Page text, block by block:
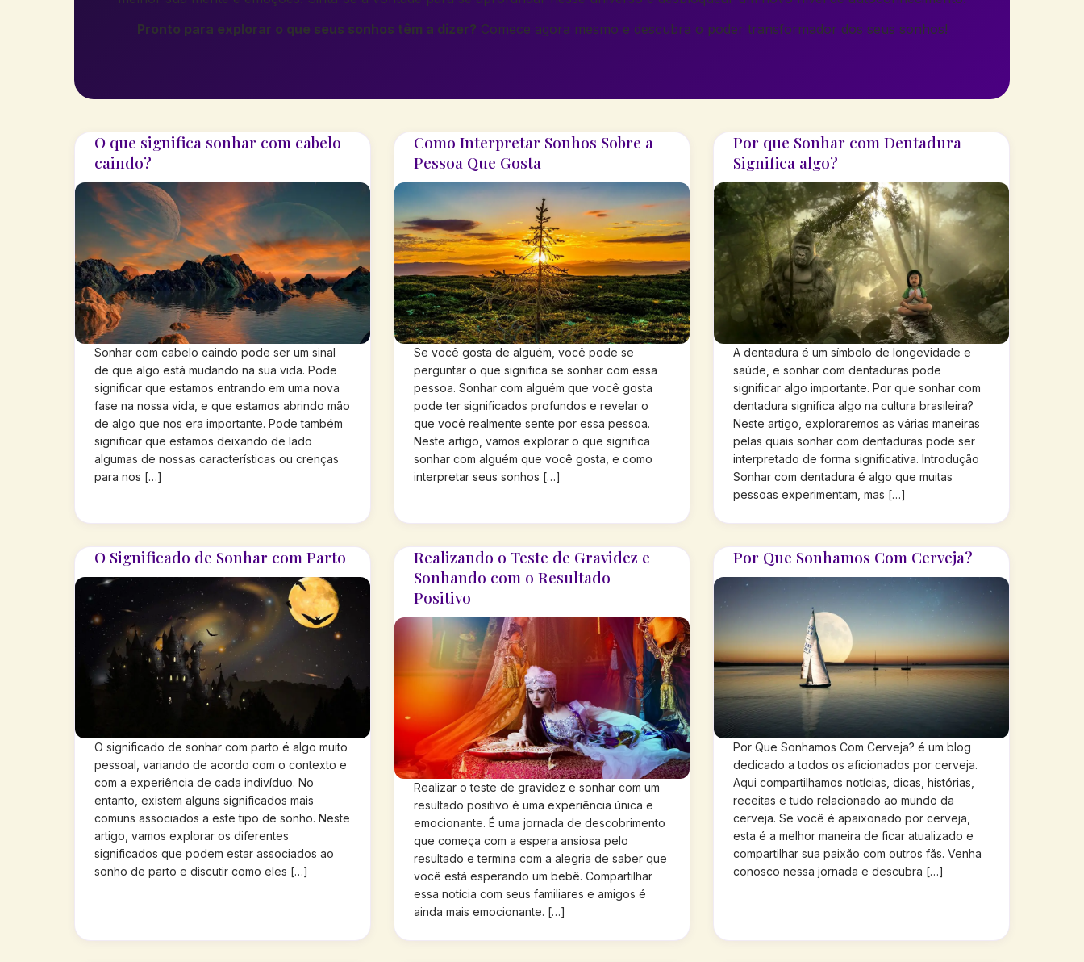
Pronto para explorar o que seus sonhos têm a dizer? Comece agora mesmo e descubra o poder transformador dos seus sonhos!
O que significa sonhar com cabelo
caindo?
Sonhar com cabelo caindo pode ser um sinal
de que algo está mudando na sua vida. Pode
significar que estamos entrando em uma nova
fase na nossa vida, e que estamos abrindo mão
de algo que nos era importante. Pode também
significar que estamos deixando de lado
algumas de nossas características ou crenças
para nos […]
Como Interpretar Sonhos Sobre a
Pessoa Que Gosta
Se você gosta de alguém, você pode se
perguntar o que significa se sonhar com essa
pessoa. Sonhar com alguém que você gosta
pode ter significados profundos e revelar o
que você realmente sente por essa pessoa.
Neste artigo, vamos explorar o que significa
sonhar com alguém que você gosta, e como
interpretar seus sonhos […]
Por que Sonhar com Dentadura
Significa algo?
A dentadura é um símbolo de longevidade e
saúde, e sonhar com dentaduras pode
significar algo importante. Por que sonhar com
dentadura significa algo na cultura brasileira?
Neste artigo, exploraremos as várias maneiras
pelas quais sonhar com dentaduras pode ser
interpretado de forma significativa. Introdução
Sonhar com dentadura é algo que muitas
pessoas experimentam, mas […]
O Significado de Sonhar com Parto
O significado de sonhar com parto é algo muito
pessoal, variando de acordo com o contexto e
com a experiência de cada indivíduo. No
entanto, existem alguns significados mais
comuns associados a este tipo de sonho. Neste
artigo, vamos explorar os diferentes
significados que podem estar associados ao
sonho de parto e discutir como eles […]
Realizando o Teste de Gravidez e
Sonhando com o Resultado
Positivo
Realizar o teste de gravidez e sonhar com um
resultado positivo é uma experiência única e
emocionante. É uma jornada de descobrimento
que começa com a espera ansiosa pelo
resultado e termina com a alegria de saber que
você está esperando um bebê. Compartilhar
essa notícia com seus familiares e amigos é
ainda mais emocionante. […]
Por Que Sonhamos Com Cerveja?
Por Que Sonhamos Com Cerveja? é um blog
dedicado a todos os aficionados por cerveja.
Aqui compartilhamos notícias, dicas, histórias,
receitas e tudo relacionado ao mundo da
cerveja. Se você é apaixonado por cerveja,
esta é a melhor maneira de ficar atualizado e
compartilhar sua paixão com outros fãs. Venha
conosco nessa jornada e descubra […]